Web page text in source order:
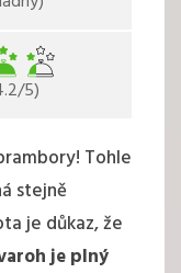
5)
Tohle
stejně
je důkaz, že
je plný